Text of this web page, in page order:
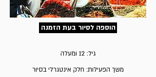
הוספה לסיור בעת הזמנה
גיל: 12 ומעלה
משך הפעילות: חלק אינטגרלי בסיור